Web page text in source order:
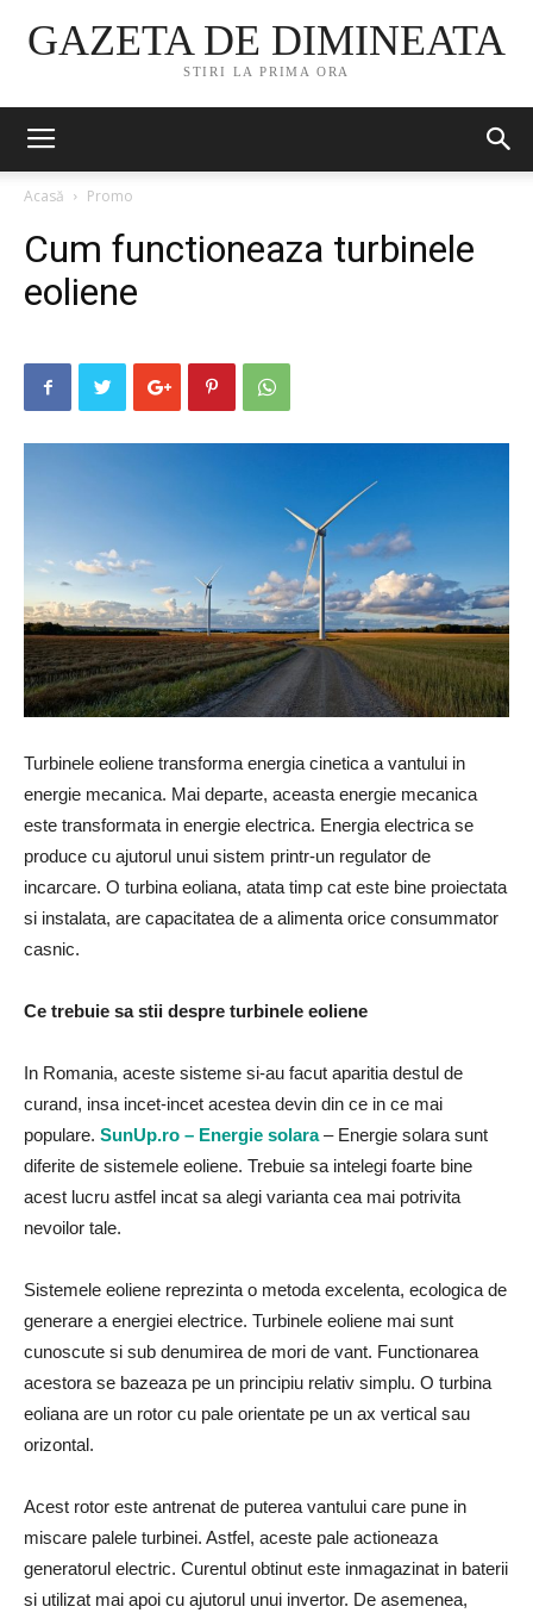
GAZETA DE DIMINEATA
STIRI LA PRIMA ORA
Acasă Promo
Cum functioneaza turbinele
eoliene
Turbinele eoliene transforma energia cinetica a vantului in
energie mecanica. Mai departe, aceasta energie mecanica
este transformata in energie electrica. Energia electrica se
produce cu ajutorul unui sistem printr-un regulator de
incarcare. O turbina eoliana, atata timp cat este bine proiectata
si instalata, are capacitatea de a alimenta orice consummator
casnic.
Ce trebuie sa stii despre turbinele eoliene
In Romania, aceste sisteme si-au facut aparitia destul de
curand, insa incet-incet acestea devin din ce in ce mai
populare. SunUp.ro – Energie solara– Energie solara sunt
diferite de sistemele eoliene. Trebuie sa intelegi foarte bine
acest lucru astfel incat sa alegi varianta cea mai potrivita
nevoilor tale.
Sistemele eoliene reprezinta o metoda excelenta, ecologica de
generare a energiei electrice. Turbinele eoliene mai sunt
cunoscute si sub denumirea de mori de vant. Functionarea
acestora se bazeaza pe un principiu relativ simplu. O turbina
eoliana are un rotor cu pale orientate pe un ax vertical sau
orizontal.
Acest rotor este antrenat de puterea vantului care pune in
miscare palele turbinei. Astfel, aceste pale actioneaza
generatorul electric. Curentul obtinut este inmagazinat in baterii
si utilizat mai apoi cu ajutorul unui invertor. De asemenea,